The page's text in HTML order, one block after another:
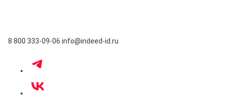
8 800 333-09-06 info@indeed-id.ru